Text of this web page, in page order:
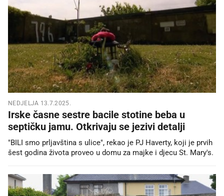
NEDJELJA 13.7.2025.
Irske časne sestre bacile stotine beba u
septičku jamu. Otkrivaju se jezivi detalji
"BILI smo prljavština s ulice", rekao je PJ Haverty, koji je prvih
šest godina života proveo u domu za majke i djecu St. Mary's.